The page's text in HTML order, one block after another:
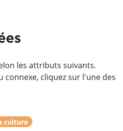
les attributs suivants.
cliquez sur l'une des
culture